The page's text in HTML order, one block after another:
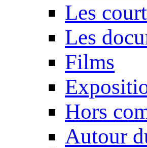
Les
Les
Films
Hors
Autour